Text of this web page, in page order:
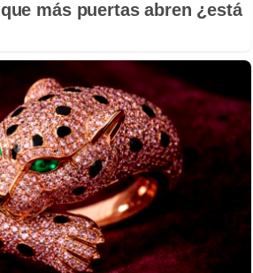
más puertas abren ¿está